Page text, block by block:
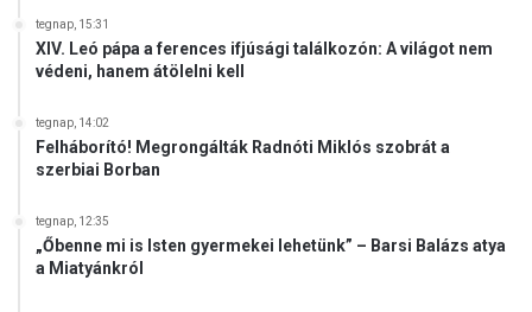
tegnap, 15:31
XIV. Leó pápa a ferences ifjúsági találkozón: A világot nem
védeni, hanem átölelni kell
tegnap, 14:02
Felháborító! Megrongálták Radnóti Miklós szobrát a
szerbiai Borban
tegnap, 12:35
„Őbenne mi is Isten gyermekei lehetünk” – Barsi Balázs atya
a Miatyánkról